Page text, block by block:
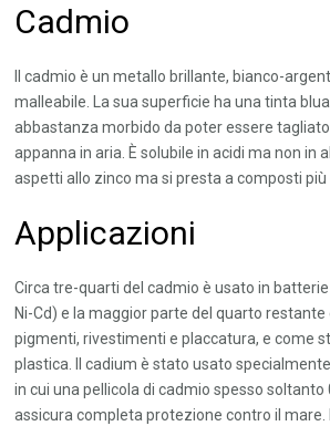
Cadmio
Il cadmio è un metallo brillante, bianco-
malleabile. La sua superficie ha una tinta
abbastanza morbido da poter essere
appanna in aria. È solubile in acidi ma non in
aspetti allo zinco ma si presta a composti più
Applicazioni
Circa tre-quarti del cadmio è usato in
Ni-Cd) e la maggior parte del quarto
pigmenti, rivestimenti e placcatura, e come
plastica. Il cadium è stato usato
in cui una pellicola di cadmio spesso soltanto
assicura completa protezione contro il mare.